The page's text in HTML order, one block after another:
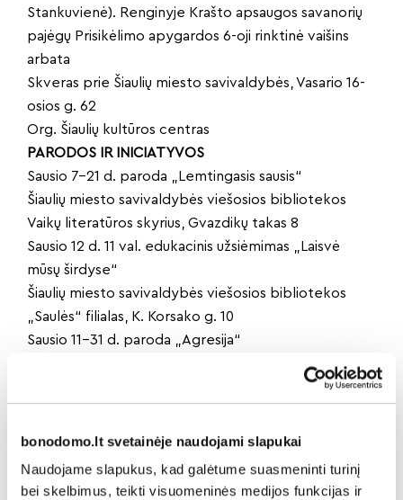
bonodomo.lt svetainėje naudojami slapukai
Naudojame slapukus, kad galėtume suasmeninti turinį
bei skelbimus, teikti visuomeninės medijos funkcijas ir
Stankuvienė). Renginyje Krašto apsaugos savanorių
pajėgų Prisikėlimo apygardos 6-oji rinktinė vaišins
arbata
Skveras prie Šiaulių miesto savivaldybės, Vasario 16-
osios g. 62
Org. Šiaulių kultūros centras
PARODOS IR INICIATYVOS
Sausio 7–21 d. paroda „Lemtingasis sausis“
Šiaulių miesto savivaldybės viešosios bibliotekos
Vaikų literatūros skyrius, Gvazdikų takas 8
Sausio 12 d. 11 val. edukacinis užsiėmimas „Laisvė
mūsų širdyse“
Šiaulių miesto savivaldybės viešosios bibliotekos
„Saulės“ filialas, K. Korsako g. 10
Sausio 11–31 d. paroda „Agresija“
Šiaulių miesto savivaldybės viešosios bibliotekos
bibliografijos-informacijos skyrius, Aido g. 27
Dalintis naujiena: